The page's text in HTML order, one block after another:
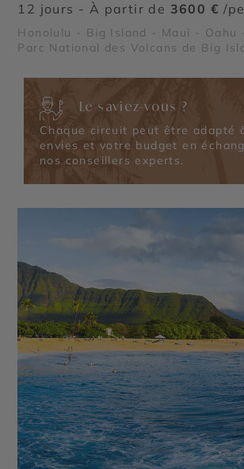
12 jours - À partir de 3600 € /
Honolulu - Big Island - Maui - Oahu
Parc National des Volcans de Big
Le saviez-vous ?
Chaque circuit peut être adapté
envies et votre budget en
nos conseillers experts.